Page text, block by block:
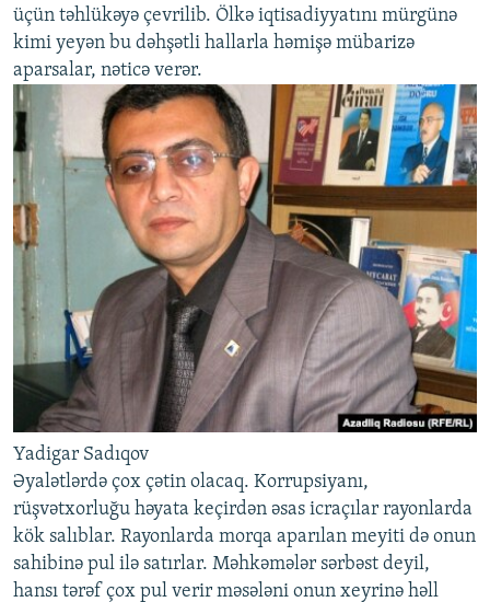
üçün təhlükəyə çevrilib. Ölkə iqtisadiyyatını mürgünə
kimi yeyən bu dəhşətli hallarla həmişə mübarizə
aparsalar, nəticə verər.
Yadigar Sadıqov
Əyalətlərdə çox çətin olacaq. Korrupsiyanı,
rüşvətxorluğu həyata keçirdən əsas icraçılar rayonlarda
kök salıblar. Rayonlarda morqa aparılan meyiti də onun
sahibinə pul ilə satırlar. Məhkəmələr sərbəst deyil,
hansı tərəf çox pul verir məsələni onun xeyrinə həll